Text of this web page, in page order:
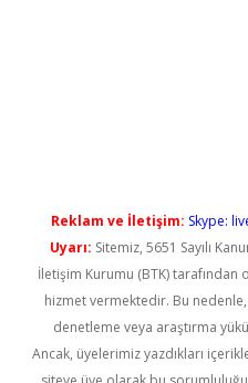
Reklam ve İletişim: Skype:
Uyarı: Sitemiz, 5651 Sayılı
İletişim Kurumu (BTK) tarafından
hizmet vermektedir. Bu
denetleme veya araştırma
Ancak, üyelerimiz yazdıkları